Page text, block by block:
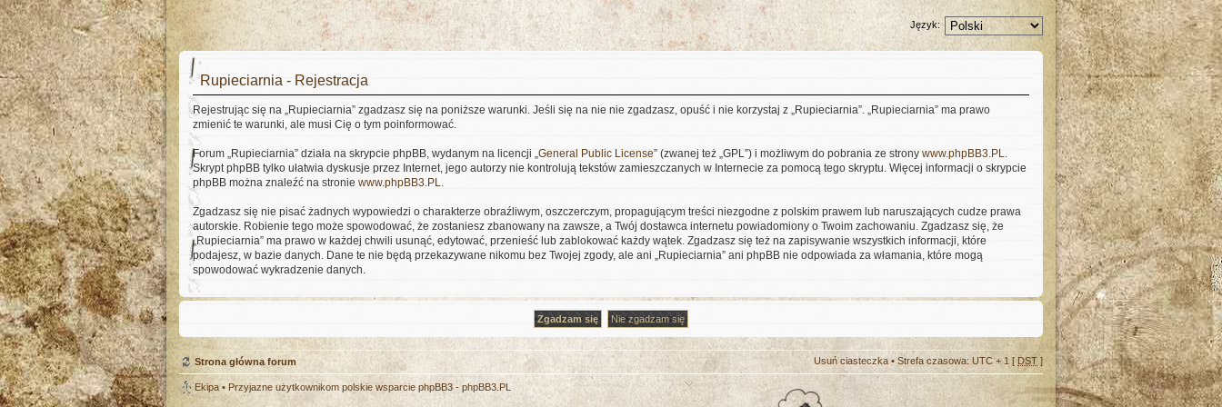
Język:
Rupieciarnia - Rejestracja
Rejestrując się na „Rupieciarnia” zgadzasz się na poniższe warunki. Jeśli się na nie nie zgadzasz, opuść i nie korzystaj z „Rupieciarnia”. „Rupieciarnia” ma prawo
zmienić te warunki, ale musi Cię o tym poinformować.
Forum „Rupieciarnia” działa na skrypcie phpBB, wydanym na licencji „ General Public License” (zwanej też „GPL”) i możliwym do pobrania ze strony www.phpBB3.PL
Skrypt phpBB tylko ułatwia dyskusje przez Internet, jego autorzy nie kontrolują tekstów zamieszczanych w Internecie za pomocą tego skryptu. Więcej informacji o skrypcie
phpBB można znaleźć na stronie www.phpBB3.PL
Zgadzasz się nie pisać żadnych wypowiedzi o charakterze obraźliwym, oszczerczym, propagującym treści niezgodne z polskim prawem lub naruszających cudze prawa
autorskie. Robienie tego może spowodować, że zostaniesz zbanowany na zawsze, a Twój dostawca internetu powiadomiony o Twoim zachowaniu. Zgadzasz się, że
„Rupieciarnia” ma prawo w każdej chwili usunąć, edytować, przenieść lub zablokować każdy wątek. Zgadzasz się też na zapisywanie wszystkich informacji, które
podajesz, w bazie danych. Dane te nie będą przekazywane nikomu bez Twojej zgody, ale ani „Rupieciarnia” ani phpBB nie odpowiada za włamania, które mogą
spowodować wykradzenie danych.
Strona główna forum Usuń ciasteczka • Strefa czasowa: UTC + 1 [ DST ]
Ekipa • Przyjazne użytkownikom polskie wsparcie phpBB3 - phpBB3.PL